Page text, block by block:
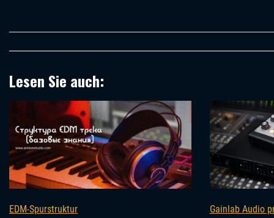
Lesen Sie auch:
EDM-Spurstruktur Gainlab Audio